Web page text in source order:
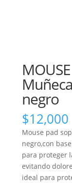
negro
$12,000
Mouse pad
negro,con
para proteger
evitando
ideal para